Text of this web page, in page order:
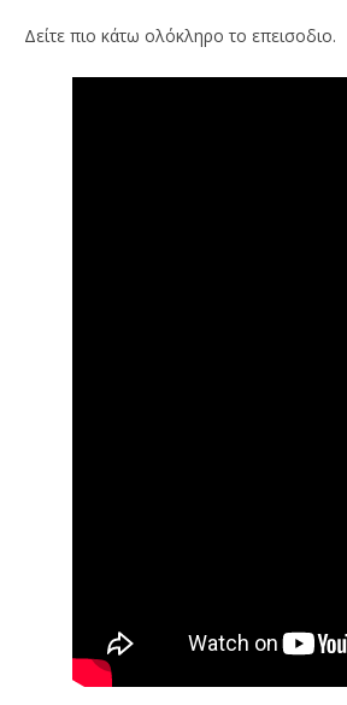
Δείτε πιο κάτω ολόκληρο το επεισοδιο.